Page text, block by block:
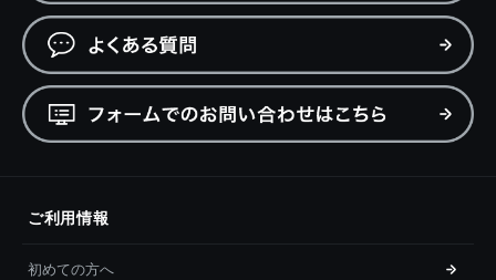
ご利用情報
初めての方へ